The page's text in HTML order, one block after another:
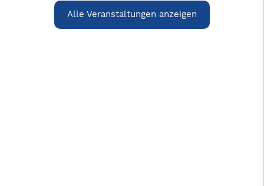
Alle Veranstaltungen anzeigen